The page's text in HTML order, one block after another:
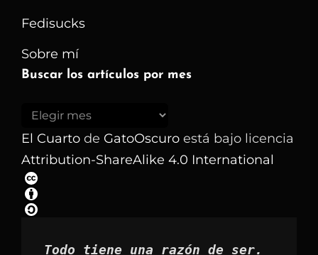
Fedisucks
Sobre mí
Buscar los artículos por mes
Buscar
los
artículos
por
mes
El Cuarto de GatoOscuro está bajo licencia
Attribution-ShareAlike 4.0 International
Todo tiene una razón de ser.